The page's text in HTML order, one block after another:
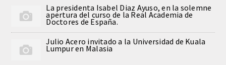
MEDICO-JURIDICAS
PREVENCION,PROMOCION DE LA
SALUD Y GESTION NUEVAS
La presidenta Isabel Diaz Ayuso, en la solemne
apertura del curso de la Real Academia de
Doctores de España.
Julio Acero invitado a la Universidad de Kuala
Lumpur en Malasia